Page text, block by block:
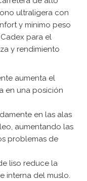
ultraligera con
y minimo peso
para el
y rendimiento
aumenta el
en una posición
en las alas
aumentando las
problemas de
liso reduce la
interna del muslo.